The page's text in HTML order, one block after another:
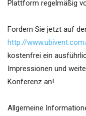
Plattform regelmäßig
Fordern Sie jetzt auf
http://
kostenfrei ein
Impressionen und
Konferenz an!
Allgemeine